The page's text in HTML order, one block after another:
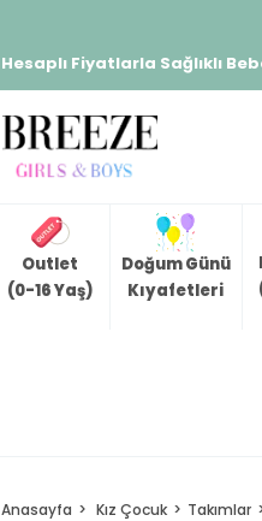
Hesaplı Fiyatlarla Sağlıklı
Outlet
(0-16 Yaş)
Doğum Günü
Kıyafetleri
Anasayfa Kız Çocuk Takımlar